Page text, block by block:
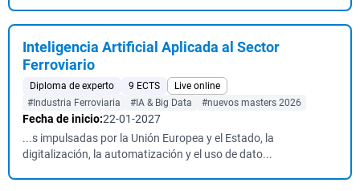
Inteligencia Artificial Aplicada al Sector
Ferroviario
Diploma de experto 9 ECTS
Live online
#Industria Ferroviaria
#IA & Big Data #nuevos masters 2026
Fecha de inicio:22-01-2027
...s impulsadas por la Unión Europea y el Estado, la
digitalización, la automatización y el uso de dato...